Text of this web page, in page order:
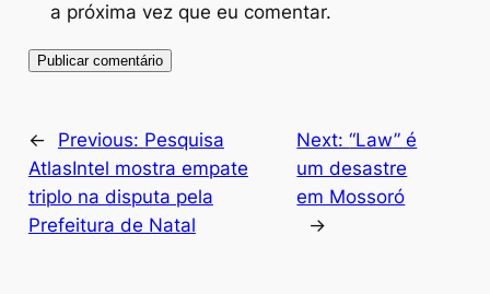
a próxima vez que eu comentar.
← Previous: Pesquisa
AtlasIntel mostra empate
triplo na disputa pela
Prefeitura de Natal
Next:“Law” é
um desastre
em Mossoró
→